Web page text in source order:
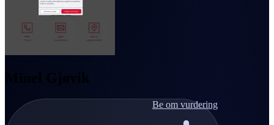
Minel Gjøvik
Be om vurdering